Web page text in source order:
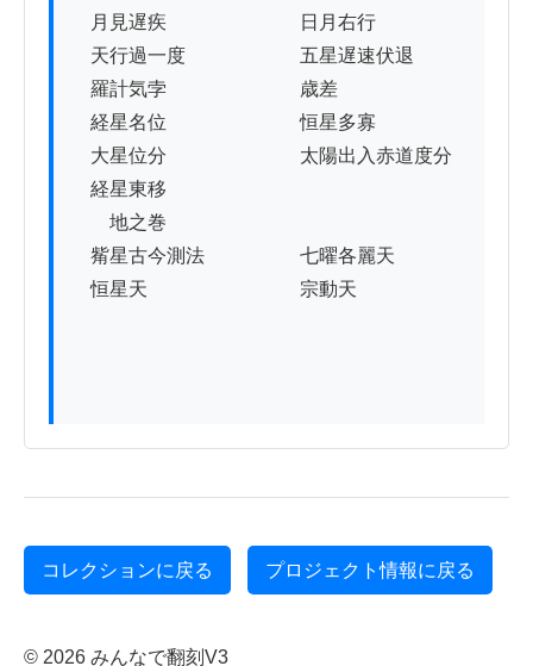
月見遅疾　　　　　　　日月右行
天行過一度　　　　　　五星遅速伏退
羅計気孛　　　　　　　歳差
経星名位　　　　　　　恒星多寡
大星位分　　　　　　　太陽出入赤道度分
経星東移
地之巻
觜星古今測法　　　　　七曜各麗天
恒星天　　　　　　　　宗動天
コレクションに戻る プロジェクト情報に戻る
© 2026 みんなで翻刻V3